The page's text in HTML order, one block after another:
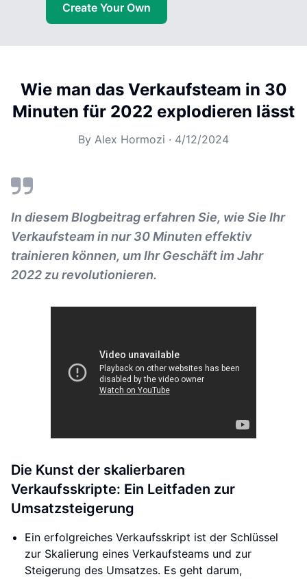
Create Your Own
Wie man das Verkaufsteam in 30
Minuten für 2022 explodieren lässt
By Alex Hormozi · 4/12/2024
In diesem Blogbeitrag erfahren Sie, wie Sie Ihr
Verkaufsteam in nur 30 Minuten effektiv
trainieren können, um Ihr Geschäft im Jahr
2022 zu revolutionieren.
Die Kunst der skalierbaren
Verkaufsskripte: Ein Leitfaden zur
Umsatzsteigerung
Ein erfolgreiches Verkaufsskript ist der Schlüssel
zur Skalierung eines Verkaufsteams und zur
Steigerung des Umsatzes. Es geht darum,